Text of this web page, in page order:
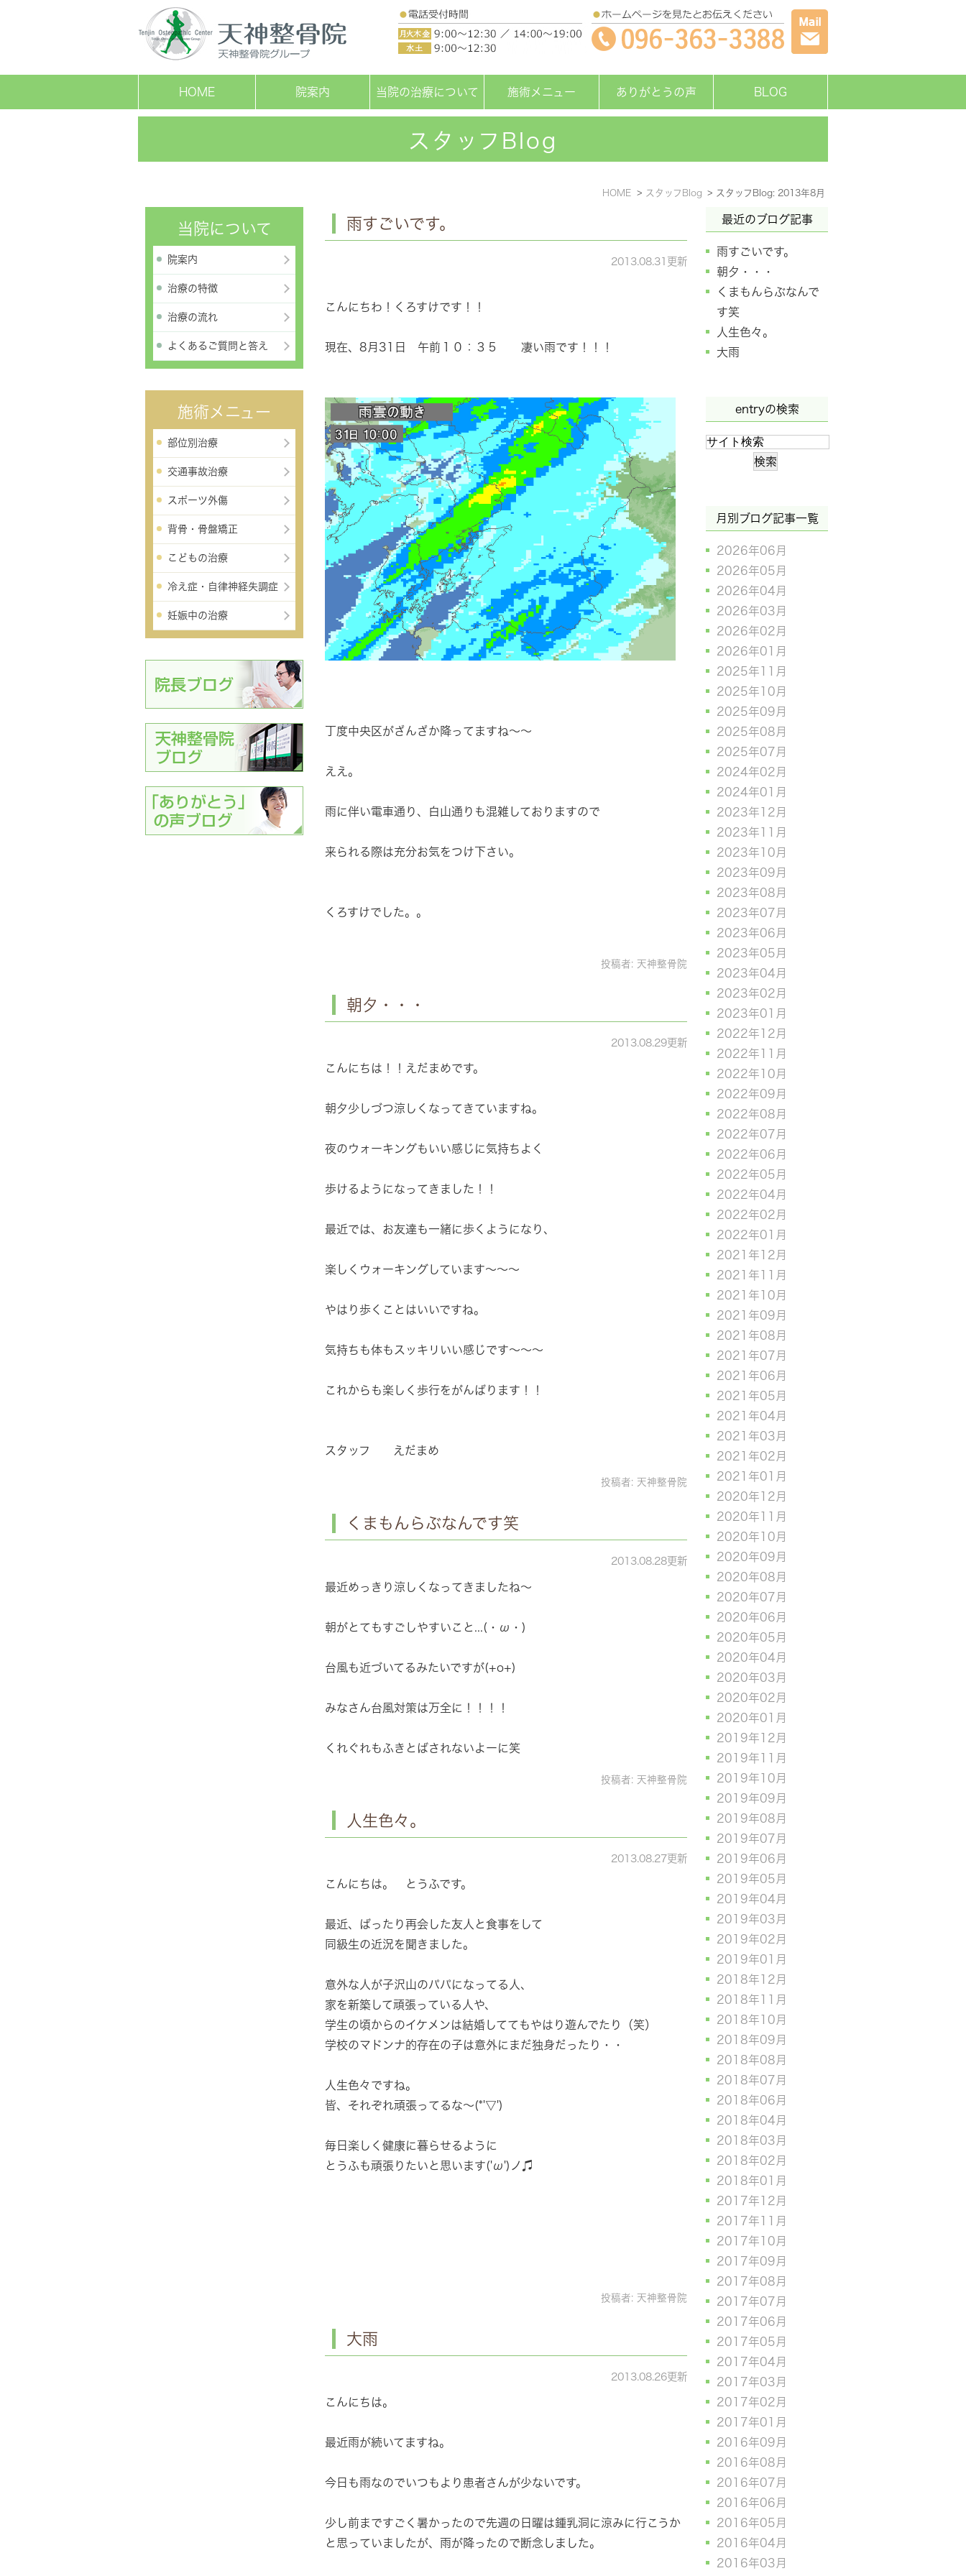
HOME 院案内 当院の治療について 施術メニュー ありがとうの声 BLOG
スタッフBlog
HOME スタッフBlog スタッフBlog: 2013年8月
雨すごいです。
2013.08.31更新
こんにちわ！くろすけです！！
現在、8月31日 午前１０：３５ 凄い雨です！！！
丁度中央区がざんざか降ってますね～～
ええ。
雨に伴い電車通り、白山通りも混雑しておりますので
来られる際は充分お気をつけ下さい。
くろすけでした。。
投稿者: 天神整骨院
朝夕・・・
2013.08.29更新
こんにちは！！えだまめです。
朝夕少しづつ涼しくなってきていますね。
夜のウォーキングもいい感じに気持ちよく
歩けるようになってきました！！
最近では、お友達も一緒に歩くようになり、
楽しくウォーキングしています～～～
やはり歩くことはいいですね。
気持ちも体もスッキリいい感じです～～～
これからも楽しく歩行をがんばります！！
スタッフ えだまめ
投稿者: 天神整骨院
くまもんらぶなんです笑
2013.08.28更新
最近めっきり涼しくなってきましたね～
朝がとてもすごしやすいこと...(・ω・)
台風も近づいてるみたいですが(+o+)
みなさん台風対策は万全に！！！！
くれぐれもふきとばされないよーに笑
投稿者: 天神整骨院
人生色々。
2013.08.27更新
こんにちは。 とうふです。
最近、ばったり再会した友人と食事をして
同級生の近況を聞きました。
意外な人が子沢山のパパになってる人、
家を新築して頑張っている人や、
学生の頃からのイケメンは結婚しててもやはり遊んでたり（笑）
学校のマドンナ的存在の子は意外にまだ独身だったり・・
人生色々ですね。
皆、それぞれ頑張ってるな～(*'▽')
毎日楽しく健康に暮らせるように
とうふも頑張りたいと思います('ω')ノ♫
投稿者: 天神整骨院
大雨
2013.08.26更新
こんにちは。
最近雨が続いてますね。
今日も雨なのでいつもより患者さんが少ないです。
少し前まですごく暑かったので先週の日曜は鍾乳洞に涼みに行こうか
と思っていましたが、雨が降ったので断念しました。
最近のブログ記事
雨すごいです。
朝夕・・・
くまもんらぶなんで
す笑
人生色々。
大雨
entryの検索
月別ブログ記事一覧
2026年06月
2026年05月
2026年04月
2026年03月
2026年02月
2026年01月
2025年11月
2025年10月
2025年09月
2025年08月
2025年07月
2024年02月
2024年01月
2023年12月
2023年11月
2023年10月
2023年09月
2023年08月
2023年07月
2023年06月
2023年05月
2023年04月
2023年02月
2023年01月
2022年12月
2022年11月
2022年10月
2022年09月
2022年08月
2022年07月
2022年06月
2022年05月
2022年04月
2022年02月
2022年01月
2021年12月
2021年11月
2021年10月
2021年09月
2021年08月
2021年07月
2021年06月
2021年05月
2021年04月
2021年03月
2021年02月
2021年01月
2020年12月
2020年11月
2020年10月
2020年09月
2020年08月
2020年07月
2020年06月
2020年05月
2020年04月
2020年03月
2020年02月
2020年01月
2019年12月
2019年11月
2019年10月
2019年09月
2019年08月
2019年07月
2019年06月
2019年05月
2019年04月
2019年03月
2019年02月
2019年01月
2018年12月
2018年11月
2018年10月
2018年09月
2018年08月
2018年07月
2018年06月
2018年04月
2018年03月
2018年02月
2018年01月
2017年12月
2017年11月
2017年10月
2017年09月
2017年08月
2017年07月
2017年06月
2017年05月
2017年04月
2017年03月
2017年02月
2017年01月
2016年09月
2016年08月
2016年07月
2016年06月
2016年05月
2016年04月
2016年03月
当院について
院案内
治療の特徴
治療の流れ
よくあるご質問と答え
施術メニュー
部位別治療
交通事故治療
スポーツ外傷
背骨・骨盤矯正
こどもの治療
冷え症・自律神経失調症
妊娠中の治療